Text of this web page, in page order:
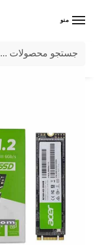
منو
میراکل/کامپیوترهای بدون کیس